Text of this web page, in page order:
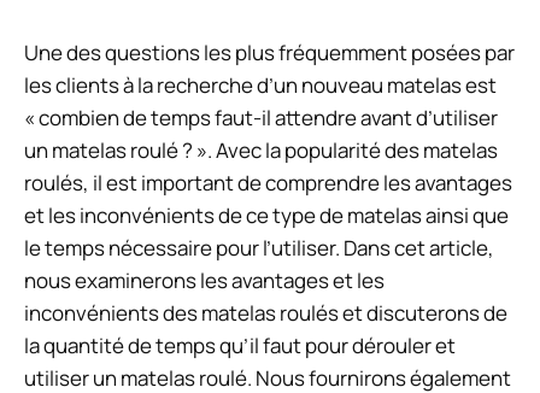
Une des questions les plus fréquemment posées par
les clients à la recherche d’un nouveau matelas est
« combien de temps faut-il attendre avant d’utiliser
un matelas roulé ? ». Avec la popularité des matelas
roulés, il est important de comprendre les avantages
et les inconvénients de ce type de matelas ainsi que
le temps nécessaire pour l’utiliser. Dans cet article,
nous examinerons les avantages et les
inconvénients des matelas roulés et discuterons de
la quantité de temps qu’il faut pour dérouler et
utiliser un matelas roulé. Nous fournirons également